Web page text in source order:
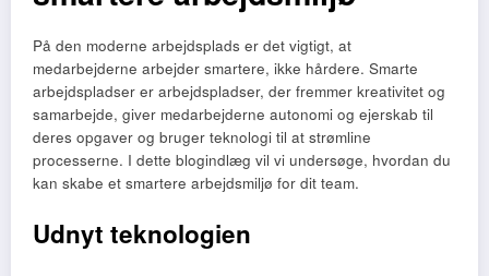
På den moderne arbejdsplads er det vigtigt, at
medarbejderne arbejder smartere, ikke hårdere. Smarte
arbejdspladser er arbejdspladser, der fremmer kreativitet og
samarbejde, giver medarbejderne autonomi og ejerskab til
deres opgaver og bruger teknologi til at strømline
processerne. I dette blogindlæg vil vi undersøge, hvordan du
kan skabe et smartere arbejdsmiljø for dit team.
Udnyt teknologien